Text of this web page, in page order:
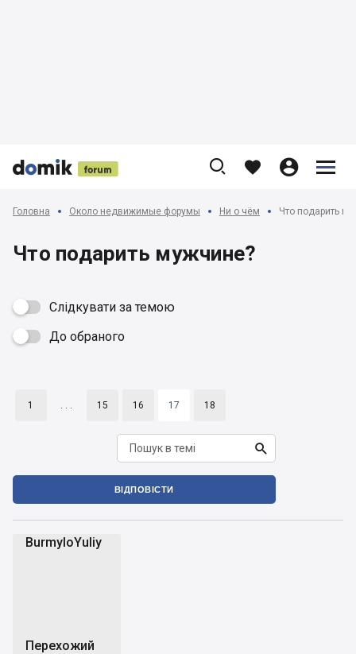


 
    


Головна Около недвижимые форумы Ни о чём Что подарить
Что подарить мужчине?
Слідкувати за темою
 До обраного
1 . . . 15 16 17 18

ВІДПОВІСТИ
BurmyloYuliy
Перехожий